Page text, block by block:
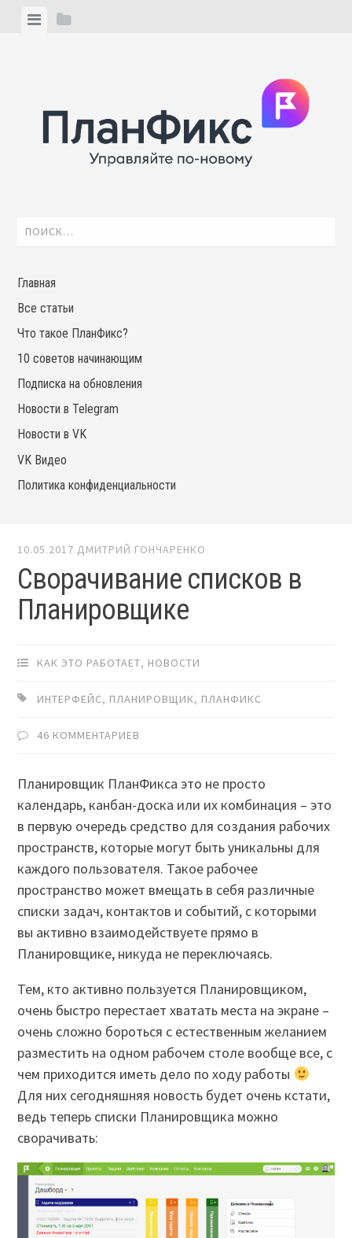
ViewView
Найти:
Главная
Все статьи
Что такое ПланФикс?
10 советов начинающим
Подписка на обновления
Новости в Telegram
Новости в VK
VK Видео
Политика конфиденциальности
10.05.2017 ДМИТРИЙ ГОНЧАРЕНКО
Сворачивание списков в
Планировщике
КАК ЭТО РАБОТАЕТ, НОВОСТИ
ИНТЕРФЕЙС, ПЛАНИРОВЩИК, ПЛАНФИКС
46 КОММЕНТАРИЕВ
Планировщик ПланФикса это не просто
календарь, канбан-доска или их комбинация – это
в первую очередь средство для создания рабочих
пространств, которые могут быть уникальны для
каждого пользователя. Такое рабочее
пространство может вмещать в себя различные
списки задач, контактов и событий, с которыми
вы активно взаимодействуете прямо в
Планировщике, никуда не переключаясь.
Тем, кто активно пользуется Планировщиком,
очень быстро перестает хватать места на экране –
очень сложно бороться с естественным желанием
разместить на одном рабочем столе вообще все, с
чем приходится иметь дело по ходу работы
Для них сегодняшняя новость будет очень кстати,
ведь теперь списки Планировщика можно
сворачивать: